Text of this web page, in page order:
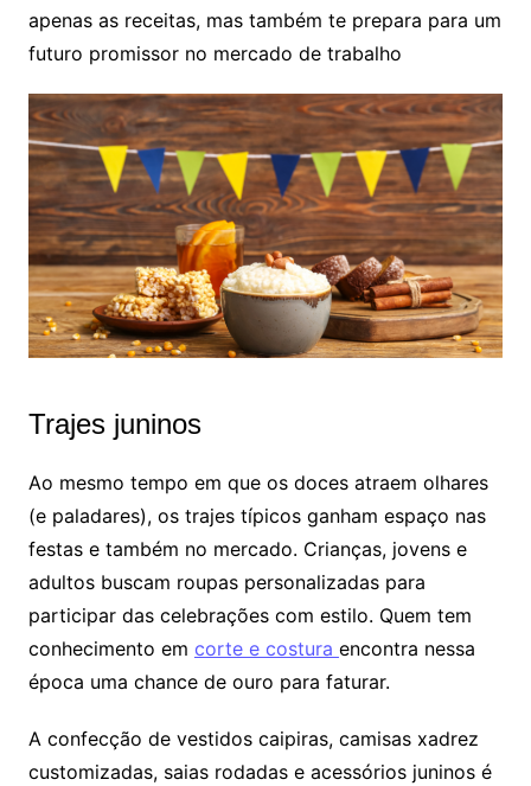
apenas as receitas, mas também te prepara para um
futuro promissor no mercado de trabalho
Trajes juninos
Ao mesmo tempo em que os doces atraem olhares
(e paladares), os trajes típicos ganham espaço nas
festas e também no mercado. Crianças, jovens e
adultos buscam roupas personalizadas para
participar das celebrações com estilo. Quem tem
conhecimento em corte e costura encontra nessa
época uma chance de ouro para faturar.
A confecção de vestidos caipiras, camisas xadrez
customizadas, saias rodadas e acessórios juninos é